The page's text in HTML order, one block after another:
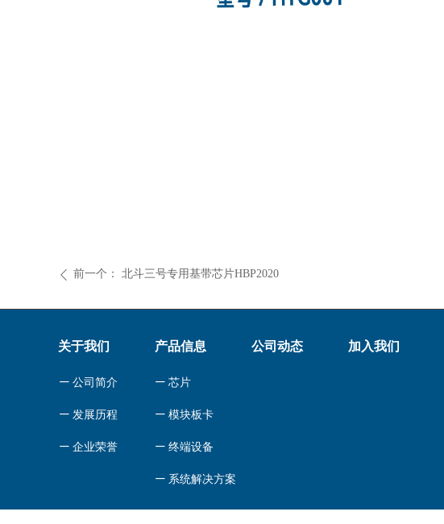
ꄴ 前一个： 北斗三号专用基带芯片HBP2020
关于我们 产品信息 公司动态 加入我们
ꄷ 公司简介
ꄷ 发展历程
ꄷ 企业荣誉
ꄷ 芯片
ꄷ 模块板卡
ꄷ 终端设备
ꄷ 系统解决方案